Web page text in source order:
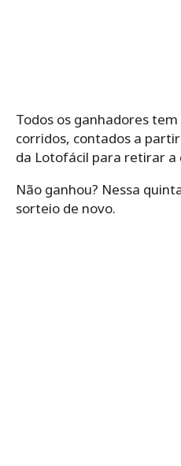
Todos os ganhadores
corridos, contados a
da Lotofácil para retirar a
Não ganhou? Nessa
sorteio de novo.